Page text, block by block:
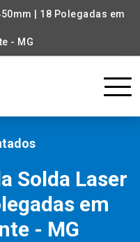
| 18 Polegadas em
- MG
Solda Laser
em
- MG